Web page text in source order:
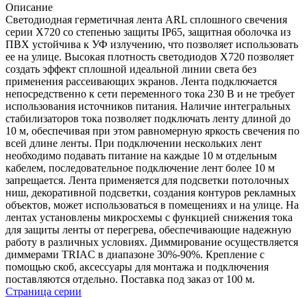
Описание
Светодиодная герметичная лента ARL сплошного свечения
серии X720 со степенью защиты IP65, защитная оболочка из
ПВХ устойчива к УФ излучению, что позволяет использовать
ее на улице. Высокая плотность светодиодов X720 позволяет
создать эффект сплошной идеальной линии света без
применения рассеивающих экранов. Лента подключается
непосредственно к сети переменного тока 230 В и не требует
использования источников питания. Наличие интегральных
стабилизаторов тока позволяет подключать ленту длиной до
10 м, обеспечивая при этом равномерную яркость свечения по
всей длине ленты. При подключении нескольких лент
необходимо подавать питание на каждые 10 м отдельным
кабелем, последовательное подключение лент более 10 м
запрещается. Лента применяется для подсветки потолочных
ниш, декоративной подсветки, создания контуров рекламных
объектов, может использоваться в помещениях и на улице. На
лентах установлены микросхемы с функцией снижения тока
для защиты ленты от перегрева, обеспечивающие надежную
работу в различных условиях. Диммирование осуществляется
диммерами TRIAC в диапазоне 30%-90%. Крепление с
помощью скоб, аксессуары для монтажа и подключения
поставляются отдельно. Поставка под заказ от 100 м.
Страница серии